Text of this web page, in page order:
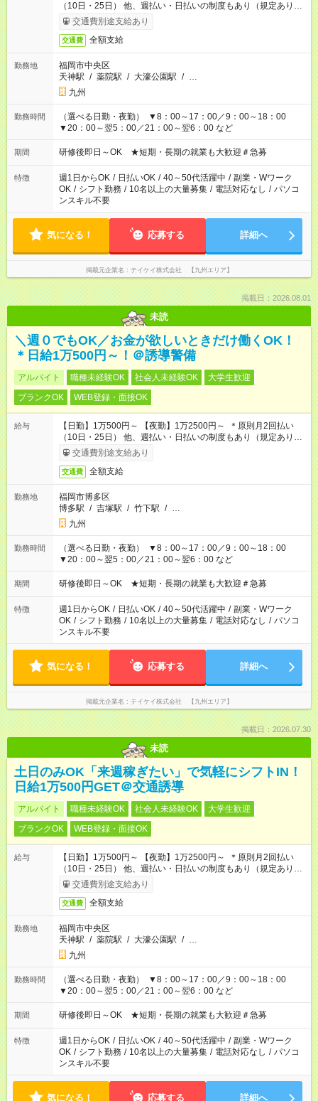
（10日・25日） 他、週払い・日払いの制度もあり（規定あり）
＃日収1万円以上
交通費別途支給あり
交通費 全額支給
勤務地
福岡市中央区
天神駅 / 薬院駅 / 大濠公園駅 / …
九州
勤務時間
（選べる日勤・夜勤） ▼8：00～17：00／9：00～18：00
▼20：00～翌5：00／21：00～翌6：00 など
期間 研修後即日～OK ★短期・長期の就業も大歓迎＃急募
特徴 週1日からOK / 日払いOK / 40～50代活躍中 / 副業・Wワーク
OK / シフト勤務 / 10名以上の大量募集 / 電話対応なし / パソコ
ンスキル不要
気になる！ 応募する 詳細へ
掲載元企業名 テイケイ株式会社 【九州エリア】
掲載日：2026.08.01
未読
＼週０でもOK／お金が欲しいときだけ働くOK！
＊日給1万500円～！＠誘導警備
アルバイト 職種未経験OK 社会人未経験OK
大学生歓迎
ブランクOK
WEB登録・面接OK
給与
【日勤】1万500円～ 【夜勤】1万2500円～ ＊原則月2回払い
（10日・25日） 他、週払い・日払いの制度もあり（規定あり）
＃日収1万円以上
交通費別途支給あり
交通費 全額支給
勤務地
福岡市博多区
博多駅 / 吉塚駅 / 竹下駅 / …
九州
勤務時間
（選べる日勤・夜勤） ▼8：00～17：00／9：00～18：00
▼20：00～翌5：00／21：00～翌6：00 など
期間 研修後即日～OK ★短期・長期の就業も大歓迎＃急募
特徴 週1日からOK / 日払いOK / 40～50代活躍中 / 副業・Wワーク
OK / シフト勤務 / 10名以上の大量募集 / 電話対応なし / パソコ
ンスキル不要
気になる！ 応募する 詳細へ
掲載元企業名 テイケイ株式会社 【九州エリア】
掲載日：2026.07.30
未読
土日のみOK「来週稼ぎたい」で気軽にシフトIN！
日給1万500円GET＠交通誘導
アルバイト 職種未経験OK 社会人未経験OK
大学生歓迎
ブランクOK
WEB登録・面接OK
給与
【日勤】1万500円～ 【夜勤】1万2500円～ ＊原則月2回払い
（10日・25日） 他、週払い・日払いの制度もあり（規定あり）
＃日収1万円以上
交通費別途支給あり
交通費 全額支給
勤務地
福岡市中央区
天神駅 / 薬院駅 / 大濠公園駅 / …
九州
勤務時間
（選べる日勤・夜勤） ▼8：00～17：00／9：00～18：00
▼20：00～翌5：00／21：00～翌6：00 など
期間 研修後即日～OK ★短期・長期の就業も大歓迎＃急募
特徴 週1日からOK / 日払いOK / 40～50代活躍中 / 副業・Wワーク
OK / シフト勤務 / 10名以上の大量募集 / 電話対応なし / パソコ
ンスキル不要
気になる！ 応募する 詳細へ